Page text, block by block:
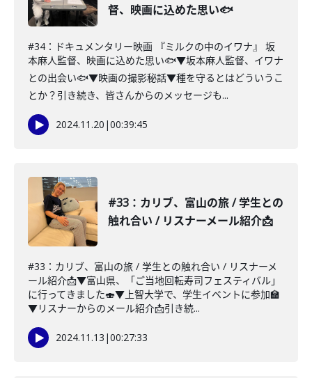
督、映画に込めた思い🐟
#34：ドキュメンタリー映画 『ミルクの中のイワナ』 坂
本麻人監督、映画に込めた思い🐟▼坂本麻人監督、イワナ
との出会い🐟▼映画の撮影秘話▼種を守るとはどういうこ
とか？引き続き、皆さんからのメッセージも...
2024.11.20 |00:39:45
#33：カリブ、富山の旅 / 学生との
触れ合い / リスナーメール紹介📩
#33：カリブ、富山の旅 / 学生との触れ合い / リスナーメ
ール紹介📩▼富山県、「ご当地回転寿司フェスティバル」
に行ってきました🍣▼上智大学で、学生イベントに参加🏫
▼リスナーからのメール紹介📩引き続...
2024.11.13 |00:27:33